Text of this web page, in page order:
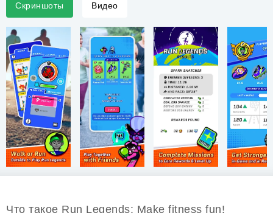
Скриншоты Видео
Что такое Run Legends: Make fitness fun!